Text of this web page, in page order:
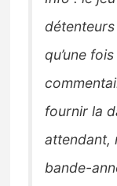
qu’une
fournir la
attendant,
bande-